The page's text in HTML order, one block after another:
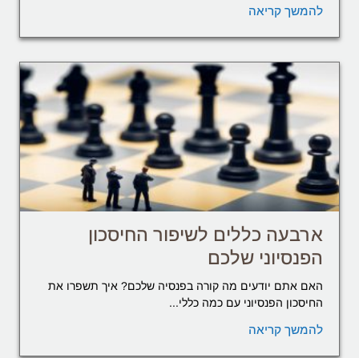
להמשך קריאה
ארבעה כללים לשיפור החיסכון
הפנסיוני שלכם
האם אתם יודעים מה קורה בפנסיה שלכם? איך תשפרו את
החיסכון הפנסיוני עם כמה כללי...
להמשך קריאה